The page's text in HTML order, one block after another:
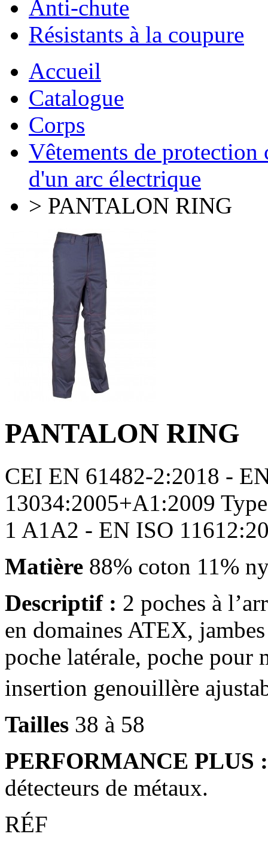
Anti-chute
Résistants à la coupure
Accueil
Catalogue
Corps
Vêtements de protection
d'un arc électrique
> PANTALON RING
PANTALON RING
CEI EN 61482-2:2018 -
13034:2005+A1:2009
1 A1A2 - EN ISO
Matière 88% coton 11%
Descriptif : 2 poches à
en domaines ATEX,
poche latérale, poche pour
insertion genouillère
Tailles 38 à 58
PERFORMANCE PLUS :
détecteurs de métaux.
RÉF